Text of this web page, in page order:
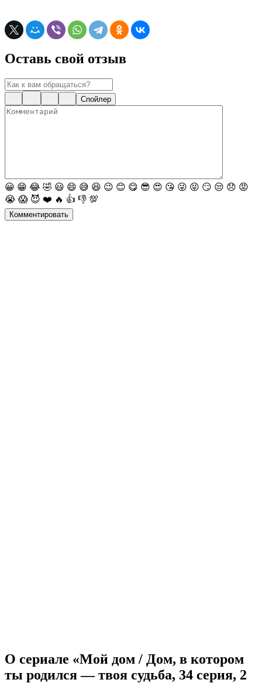
Оставь свой отзыв
Спойлер
😀 😁 😂 🤣 😃 😄 😅 😆 😉 😊 😋 😎 😍 😘 😜 😝 😏 😒 😞 😡
😭 😱 😈 ❤️ 🔥 👍 👎 💯
Комментировать
О сериале «Мой дом / Дом, в котором
ты родился — твоя судьба, 34 серия, 2